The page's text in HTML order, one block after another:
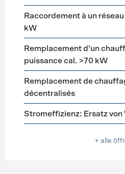
Raccordement à un
kW
Remplacement d’un
puissance cal. >70 kW
Remplacement de
décentralisés
Stromeffizienz: Ersatz
+ alle